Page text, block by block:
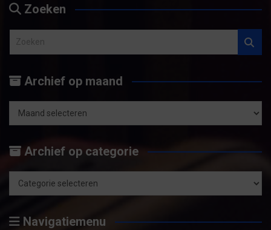
Zoeken
k
Archief op maand
Archief
maandArchief op categorie
Archief
categorie
Navigatiemenu